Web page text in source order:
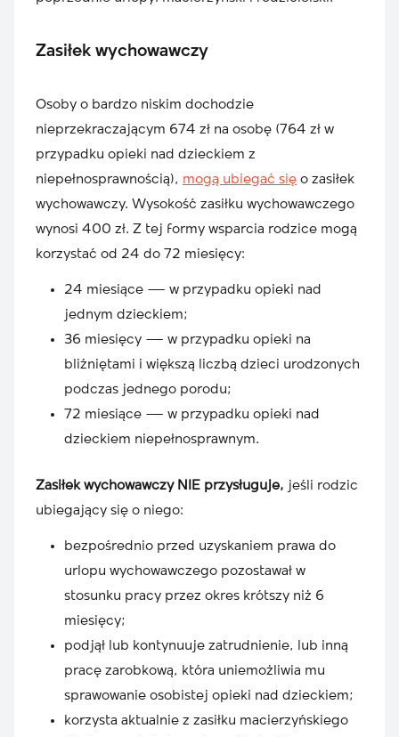
Zasiłek wychowawczy
Osoby o bardzo niskim dochodzie
nieprzekraczającym 674 zł na osobę (764 zł w
przypadku opieki nad dzieckiem z
niepełnosprawnością), mogą ubiegać się o zasiłek
wychowawczy. Wysokość zasiłku wychowawczego
wynosi 400 zł. Z tej formy wsparcia rodzice mogą
korzystać od 24 do 72 miesięcy:
24 miesiące — w przypadku opieki nad
jednym dzieckiem;
36 miesięcy — w przypadku opieki na
bliźniętami i większą liczbą dzieci urodzonych
podczas jednego porodu;
72 miesiące — w przypadku opieki nad
dzieckiem niepełnosprawnym.
Zasiłek wychowawczy NIE przysługuje, jeśli rodzic
ubiegający się o niego:
bezpośrednio przed uzyskaniem prawa do
urlopu wychowawczego pozostawał w
stosunku pracy przez okres krótszy niż 6
miesięcy;
podjął lub kontynuuje zatrudnienie, lub inną
pracę zarobkową, która uniemożliwia mu
sprawowanie osobistej opieki nad dzieckiem;
korzysta aktualnie z zasiłku macierzyńskiego